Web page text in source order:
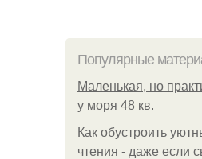
Популярные
Маленькая, но
у моря 48 кв.
Как обустроить
чтения - даже если